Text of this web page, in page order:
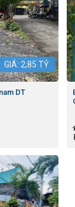
GIÁ: 2,85 TỶ
DT